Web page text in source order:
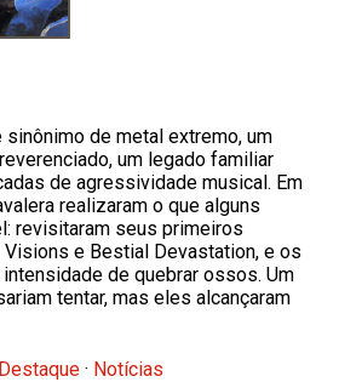
sinônimo de metal extremo, um
um legado familiar
de agressividade musical. Em
realizaram o que alguns
revisitaram seus primeiros
e Bestial Devastation, e os
de quebrar ossos. Um
tentar, mas eles alcançaram
Destaque · Notícias